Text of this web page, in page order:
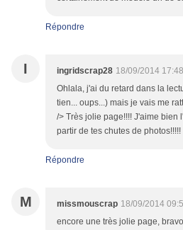
Répondre
I ingridscrap28 18/09/2014 17:48
Ohlala, j'ai du retard dans la
tien... oups...) mais je vais me
/> Très jolie page!!!! J'aime bien
partir de tes chutes de photos!!!!!
Répondre
M missmouscrap 18/09/2014
encore une très jolie page,